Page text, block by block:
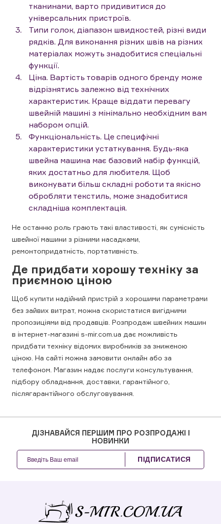
тканинами, варто придивитися до
універсальних пристроїв.
Типи голок, діапазон швидкостей, різні види
рядків. Для виконання різних швів на різних
матеріалах можуть знадобитися спеціальні
функції.
Ціна. Вартість товарів одного бренду може
відрізнятись залежно від технічних
характеристик. Краще віддати перевагу
швейній машині з мінімально необхідним вам
набором опцій.
Функціональність. Це специфічні
характеристики устаткування. Будь-яка
швейна машина має базовий набір функцій,
яких достатньо для любителя. Щоб
виконувати більш складні роботи та якісно
обробляти текстиль, може знадобитися
складніша комплектація.
Не останню роль грають такі властивості, як сумісність
швейної машини з різними насадками,
ремонтопридатність, портативність.
Де придбати хорошу техніку за
приємною ціною
Щоб купити надійний пристрій з хорошими параметрами
без зайвих витрат, можна скористатися вигідними
пропозиціями від продавців. Розпродаж швейних машин
в інтернет-магазині s-mir.com.ua дає можливість
придбати техніку відомих виробників за зниженою
ціною. На сайті можна замовити онлайн або за
телефоном. Магазин надає послуги консультування,
підбору обладнання, доставки, гарантійного,
післягарантійного обслуговування.
ДІЗНАВАЙСЯ ПЕРШИМ ПРО РОЗПРОДАЖІ І
НОВИНКИ
ПІДПИСАТИСЯ